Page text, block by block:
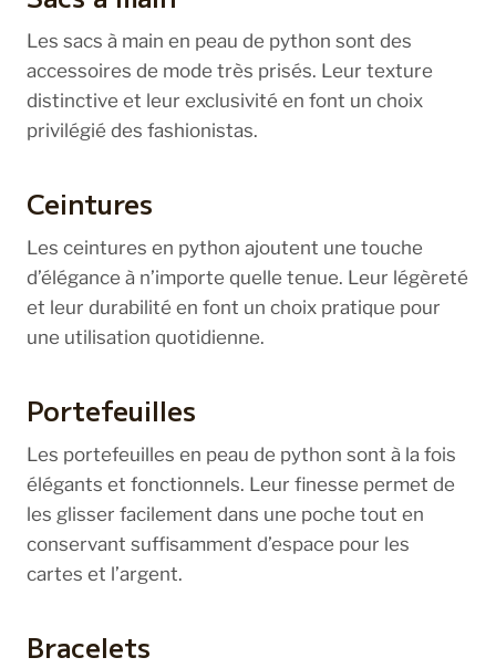
Les sacs à main en peau de python sont des
accessoires de mode très prisés. Leur texture
distinctive et leur exclusivité en font un choix
privilégié des fashionistas.
Ceintures
Les ceintures en python ajoutent une touche
d’élégance à n’importe quelle tenue. Leur légèreté
et leur durabilité en font un choix pratique pour
une utilisation quotidienne.
Portefeuilles
Les portefeuilles en peau de python sont à la fois
élégants et fonctionnels. Leur finesse permet de
les glisser facilement dans une poche tout en
conservant suffisamment d’espace pour les
cartes et l’argent.
Bracelets